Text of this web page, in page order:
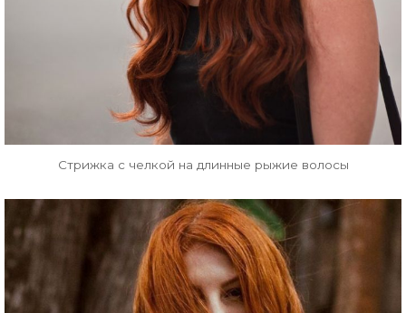
Стрижка с челкой на длинные рыжие волосы